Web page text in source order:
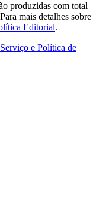
produzidas com total
mais detalhes sobre
Editorial.
e Política de